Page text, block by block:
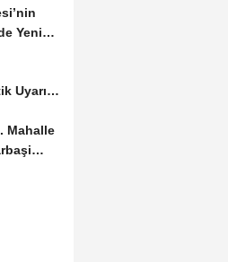
Yeni
Uyarı;
Mahalle